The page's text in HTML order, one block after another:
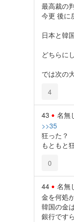
最高裁の
今更 後に
日本と韓
どちらに
では次の
4
43 名無
>>35
狂った？
もともと
0
44 名無
金を何処
韓国の金
銀行です